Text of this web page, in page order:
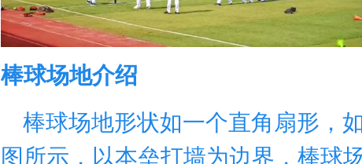
棒球场地介绍
棒球场地形状如一个直角扇形，
图所示，以本垒打墙为边界，棒球